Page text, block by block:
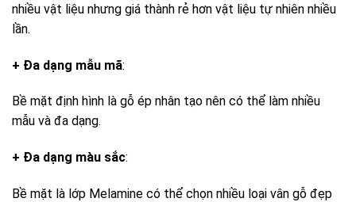
nhiều vật liệu nhưng giá thành rẻ hơn vật liệu tự nhiên nhiều
lần.
+ Đa dạng mẫu mã:
Bề mặt định hình là gỗ ép nhân tạo nên có thể làm nhiều
mẫu và đa dạng.
+ Đa dạng màu sắc:
Bề mặt là lớp Melamine có thể chọn nhiều loại vân gỗ đẹp